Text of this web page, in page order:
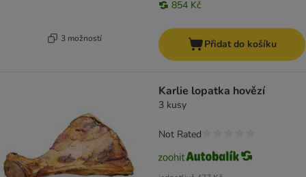
3 možností
854 Kč
Přidat do košíku
Karlie lopatka hovězí
3 kusy
Not Rated